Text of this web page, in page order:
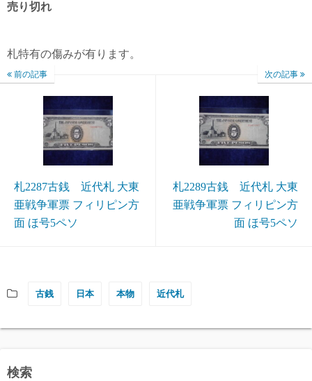
売り切れ
札特有の傷みが有ります。
前の記事
札2287古銭 近代札 大東
亜戦争軍票 フィリピン方
面 ほ号5ペソ
次の記事
札2289古銭 近代札 大東
亜戦争軍票 フィリピン方
面 ほ号5ペソ
古銭 日本 本物 近代札
検索